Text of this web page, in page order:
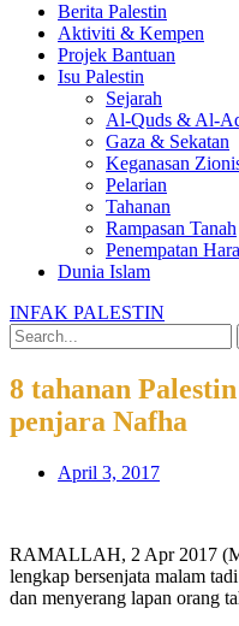
Berita Palestin
Aktiviti & Kempen
Projek Bantuan
Isu Palestin
Sejarah
Al-Quds & Al-
Gaza & Sekatan
Keganasan
Pelarian
Tahanan
Rampasan Tanah
Penempatan
Dunia Islam
INFAK PALESTIN
8 tahanan
penjara Nafha
April 3, 2017
RAMALLAH, 2 Apr 2017
lengkap bersenjata malam
dan menyerang lapan orang